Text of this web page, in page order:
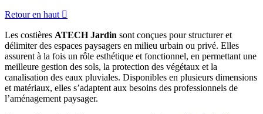
Retour en haut 
Les costières ATECH Jardin sont conçues pour structurer et
délimiter des espaces paysagers en milieu urbain ou privé. Elles
assurent à la fois un rôle esthétique et fonctionnel, en permettant une
meilleure gestion des sols, la protection des végétaux et la
canalisation des eaux pluviales. Disponibles en plusieurs dimensions
et matériaux, elles s’adaptent aux besoins des professionnels de
l’aménagement paysager.